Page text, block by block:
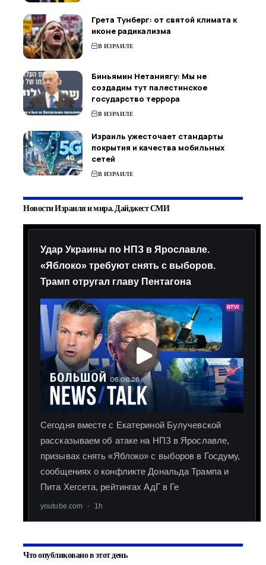
Грета Тунберг: от святой климата к
иконе радикализма
В ИЗРАИЛЕ
Биньямин Нетаниягу: Мы не
создадим тут палестинское
государство террора
В ИЗРАИЛЕ
Израиль ужесточает стандарты
покрытия и качества мобильных
сетей
В ИЗРАИЛЕ
Новости Израиля и мира. Дайджест СМИ
Что опубликовано в этот день